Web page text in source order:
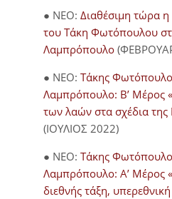
● NEO: Διαθέσιμη τώρα η
του Τάκη Φωτόπουλου
Λαμπρόπουλο
● NEO: Τάκης
Λαμπρόπουλο: Β’ Μέρος
των λαών στα σχέδια της
(ΙΟΥΛΙΟΣ 2022)
● NEO: Τάκης
Λαμπρόπουλο: Α’ Μέρος
διεθνής τάξη, υπερεθνική